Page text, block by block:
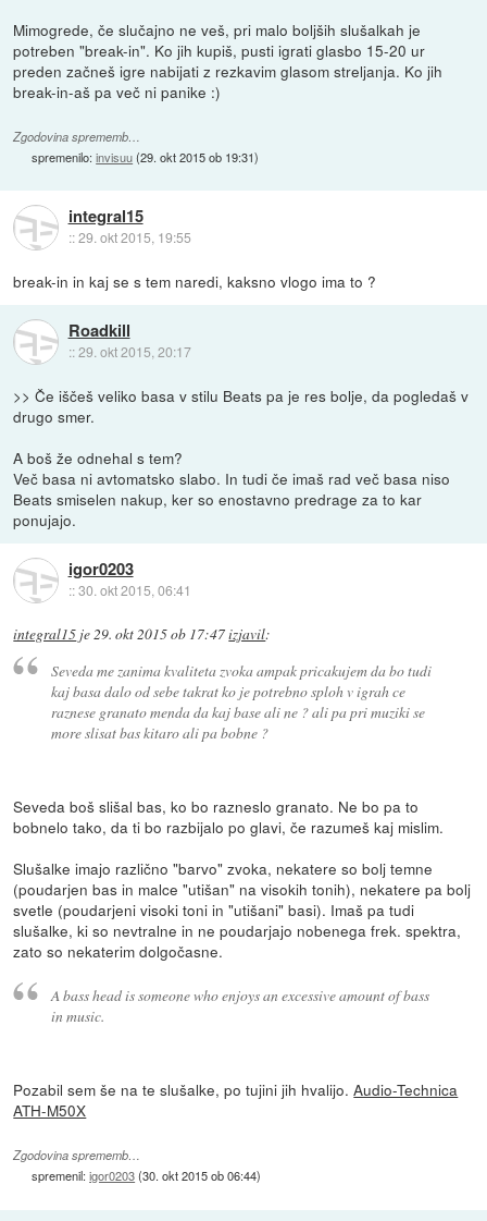
Mimogrede, če slučajno ne veš, pri malo boljših slušalkah je
potreben "break-in". Ko jih kupiš, pusti igrati glasbo 15-20 ur
preden začneš igre nabijati z rezkavim glasom streljanja. Ko jih
break-in-aš pa več ni panike :)
Zgodovina sprememb…
spremenilo:invisuu(29. okt 2015 ob 19:31)
integral15
::29. okt 2015, 19:55
break-in in kaj se s tem naredi, kaksno vlogo ima to ?
Roadkill
::29. okt 2015, 20:17
>> Če iščeš veliko basa v stilu Beats pa je res bolje, da pogledaš v
drugo smer.
A boš že odnehal s tem?
Več basa ni avtomatsko slabo. In tudi če imaš rad več basa niso
Beats smiselen nakup, ker so enostavno predrage za to kar
ponujajo.
igor0203
::30. okt 2015, 06:41
integral15 je29. okt 2015 ob 17:47izjavil:
Seveda me zanima kvaliteta zvoka ampak pricakujem da bo tudi
kaj basa dalo od sebe takrat ko je potrebno sploh v igrah ce
raznese granato menda da kaj base ali ne ? ali pa pri muziki se
more slisat bas kitaro ali pa bobne ?
Seveda boš slišal bas, ko bo razneslo granato. Ne bo pa to
bobnelo tako, da ti bo razbijalo po glavi, če razumeš kaj mislim.
Slušalke imajo različno "barvo" zvoka, nekatere so bolj temne
(poudarjen bas in malce "utišan" na visokih tonih), nekatere pa bolj
svetle (poudarjeni visoki toni in "utišani" basi). Imaš pa tudi
slušalke, ki so nevtralne in ne poudarjajo nobenega frek. spektra,
zato so nekaterim dolgočasne.
A bass head is someone who enjoys an excessive amount of bass
in music.
Pozabil sem še na te slušalke, po tujini jih hvalijo.Audio-Technica
ATH-M50X
Zgodovina sprememb…
spremenil:igor0203(30. okt 2015 ob 06:44)